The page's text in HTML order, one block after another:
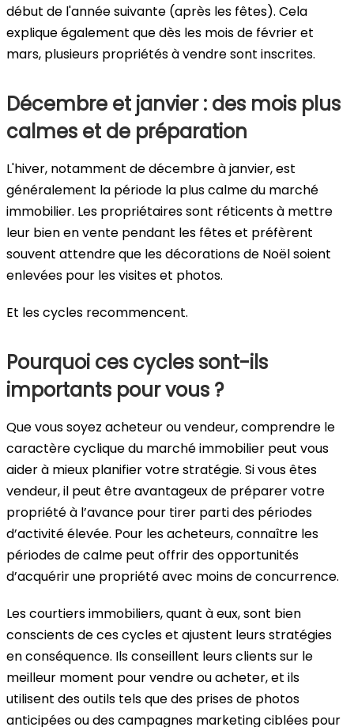
début de l'année suivante (après les fêtes). Cela
explique également que dès les mois de février et
mars, plusieurs propriétés à vendre sont inscrites.
Décembre et janvier : des mois plus
calmes et de préparation
L'hiver, notamment de décembre à janvier, est
généralement la période la plus calme du marché
immobilier. Les propriétaires sont réticents à mettre
leur bien en vente pendant les fêtes et préfèrent
souvent attendre que les décorations de Noël soient
enlevées pour les visites et photos.
Et les cycles recommencent.
Pourquoi ces cycles sont-ils
importants pour vous ?
Que vous soyez acheteur ou vendeur, comprendre le
caractère cyclique du marché immobilier peut vous
aider à mieux planifier votre stratégie. Si vous êtes
vendeur, il peut être avantageux de préparer votre
propriété à l’avance pour tirer parti des périodes
d’activité élevée. Pour les acheteurs, connaître les
périodes de calme peut offrir des opportunités
d’acquérir une propriété avec moins de concurrence.
Les courtiers immobiliers, quant à eux, sont bien
conscients de ces cycles et ajustent leurs stratégies
en conséquence. Ils conseillent leurs clients sur le
meilleur moment pour vendre ou acheter, et ils
utilisent des outils tels que des prises de photos
anticipées ou des campagnes marketing ciblées pour